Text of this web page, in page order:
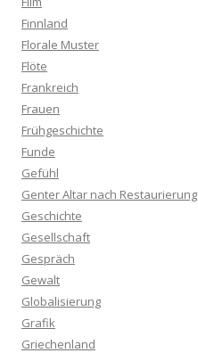
Finnland
Florale Muster
Flöte
Frankreich
Frauen
Frühgeschichte
Funde
Gefühl
Genter Altar nach Restaurierung
Geschichte
Gesellschaft
Gespräch
Gewalt
Globalisierung
Grafik
Griechenland